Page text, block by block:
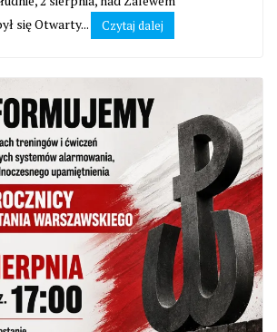
się Otwarty...
Czytaj dalej